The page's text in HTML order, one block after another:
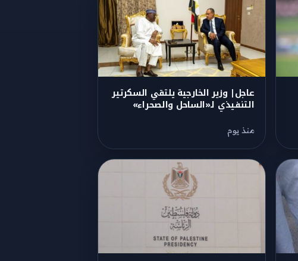
عاجل| وزير الخارجية يلتقي السكرتير
التنفيذي لـ«الساحل والصحراء»
منذ يوم